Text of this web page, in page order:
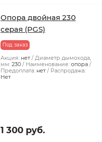
Опора двойная 230
серая (PGS)
Под заказ
Акция: нет
Диаметр дымохода,
мм: 230 Наименование: опора
Предоплата: нет
Распродажа:
Нет
1 300 руб.